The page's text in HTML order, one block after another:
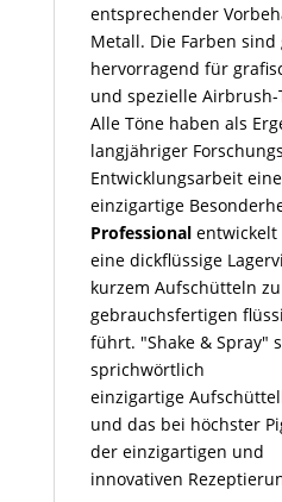
entsprechender
Metall. Die Farben
hervorragend für
und spezielle
Alle Töne haben als
langjähriger
Entwicklungsarbeit
einzigartige
Professional entwickelt
eine dickflüssige
kurzem Aufschütteln
gebrauchsfertigen
führt. "Shake & Spray"
sprichwörtlich
einzigartige
und das bei höchster
der einzigartigen und
innovativen